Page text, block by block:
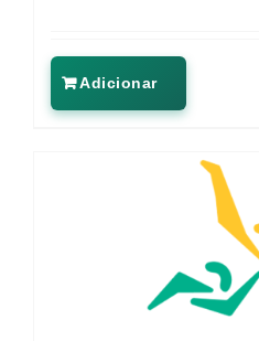
Adicionar